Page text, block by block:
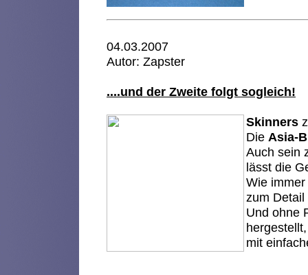
04.03.2007
Autor: Zapster
....und der Zweite folgt sogleich!
Skinners
Die Asia-
Auch sein
lässt die
Wie
zum Detail
Und ohne
mit